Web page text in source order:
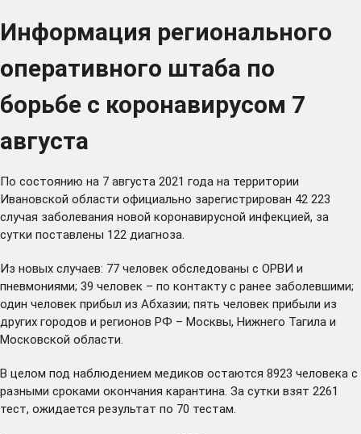
Информация регионального
оперативного штаба по
борьбе с коронавирусом 7
августа
По состоянию на 7 августа 2021 года на территории
Ивановской области официально зарегистрирован 42 223
случая заболевания новой коронавирусной инфекцией, за
сутки поставлены 122 диагноза.
Из новых случаев: 77 человек обследованы с ОРВИ и
пневмониями; 39 человек – по контакту с ранее заболевшими;
один человек прибыл из Абхазии; пять человек прибыли из
других городов и регионов РФ – Москвы, Нижнего Тагила и
Московской области.
В целом под наблюдением медиков остаются 8923 человека с
разными сроками окончания карантина. За сутки взят 2261
тест, ожидается результат по 70 тестам.